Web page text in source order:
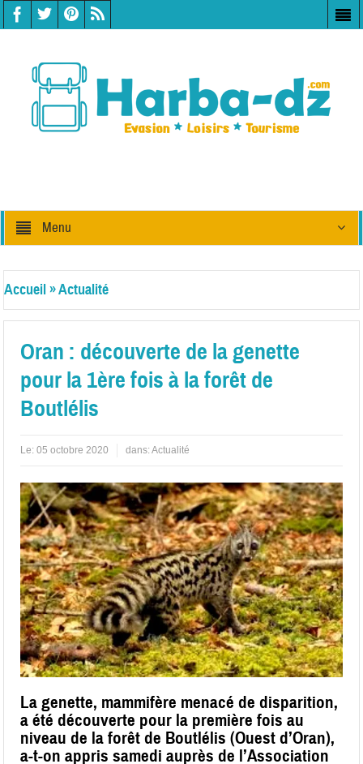
Menu
Accueil»Actualité
Oran : découverte de la genette
pour la 1ère fois à la forêt de
Boutlélis
Le:05 octobre 2020 dans:Actualité
La genette, mammifère menacé de disparition,
a été découverte pour la première fois au
niveau de la forêt de Boutlélis (Ouest d’Oran),
a-t-on appris samedi auprès de l’Association